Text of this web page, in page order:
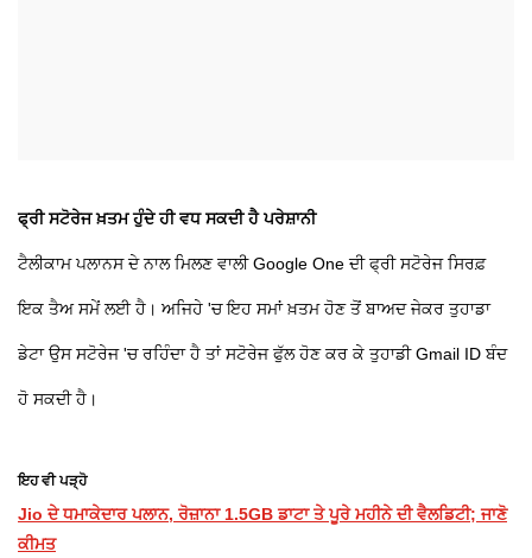
ਫ੍ਰੀ ਸਟੋਰੇਜ ਖ਼ਤਮ ਹੁੰਦੇ ਹੀ ਵਧ ਸਕਦੀ ਹੈ ਪਰੇਸ਼ਾਨੀ
ਟੈਲੀਕਾਮ ਪਲਾਨਸ ਦੇ ਨਾਲ ਮਿਲਣ ਵਾਲੀ Google One ਦੀ ਫ੍ਰੀ ਸਟੋਰੇਜ ਸਿਰਫ਼
ਇਕ ਤੈਅ ਸਮੇਂ ਲਈ ਹੈ। ਅਜਿਹੇ 'ਚ ਇਹ ਸਮਾਂ ਖ਼ਤਮ ਹੋਣ ਤੋਂ ਬਾਅਦ ਜੇਕਰ ਤੁਹਾਡਾ
ਡੇਟਾ ਉਸ ਸਟੋਰੇਜ 'ਚ ਰਹਿੰਦਾ ਹੈ ਤਾਂ ਸਟੋਰੇਜ ਫੁੱਲ ਹੋਣ ਕਰ ਕੇ ਤੁਹਾਡੀ Gmail ID ਬੰਦ
ਹੋ ਸਕਦੀ ਹੈ।
ਇਹ ਵੀ ਪੜ੍ਹੋ
Jio ਦੇ ਧਮਾਕੇਦਾਰ ਪਲਾਨ, ਰੋਜ਼ਾਨਾ 1.5GB ਡਾਟਾ ਤੇ ਪੂਰੇ ਮਹੀਨੇ ਦੀ ਵੈਲਡਿਟੀ; ਜਾਣੋ
ਕੀਮਤ